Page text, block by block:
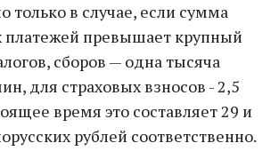
только в случае, если сумма
платежей превышает крупный
сборов — одна тысяча
для страховых взносов - 2,5
время это составляет 29 и
рублей соответственно.